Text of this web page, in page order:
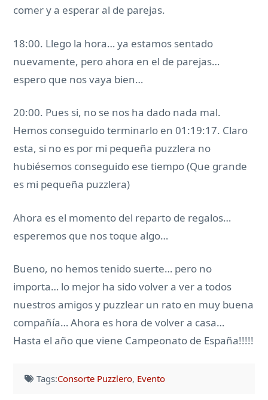
comer y a esperar al de parejas.
18:00. Llego la hora… ya estamos sentado
nuevamente, pero ahora en el de parejas…
espero que nos vaya bien…
20:00. Pues si, no se nos ha dado nada mal.
Hemos conseguido terminarlo en 01:19:17. Claro
esta, si no es por mi pequeña puzzlera no
hubiésemos conseguido ese tiempo (Que grande
es mi pequeña puzzlera)
Ahora es el momento del reparto de regalos…
esperemos que nos toque algo…
Bueno, no hemos tenido suerte… pero no
importa… lo mejor ha sido volver a ver a todos
nuestros amigos y puzzlear un rato en muy buena
compañía… Ahora es hora de volver a casa…
Hasta el año que viene Campeonato de España!!!!!
Tags:Consorte Puzzlero, Evento